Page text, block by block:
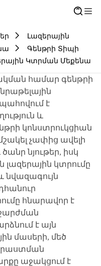
Լազերային
Գենթրի Տիպի
Կտրման Մեքենա
համար գենթրի
է
և
կոնստրուկցիան
չափից ավելի
նյութեր, իսկ
կտրումը
նվազագույն
հնարավոր է
է այն
մասերի, մեծ
աջակցում է